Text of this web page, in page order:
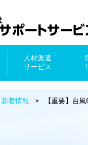
人材派遣
サービス
新着情報 > 【重要】台